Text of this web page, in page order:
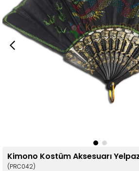
Kimono Kostüm Aksesuarı
(PRC042)